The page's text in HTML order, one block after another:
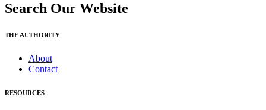
Search Our Website
THE AUTHORITY
About
Contact
RESOURCES